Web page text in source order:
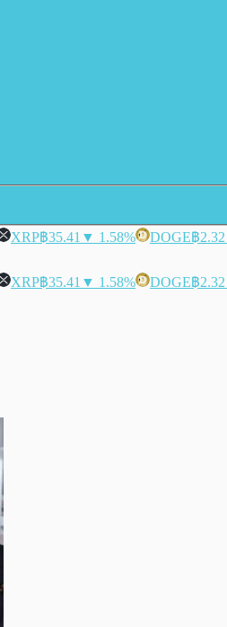
XRP฿35.41 ▼ 1.58% DOGE฿2.32
XRP฿35.41 ▼ 1.58% DOGE฿2.32